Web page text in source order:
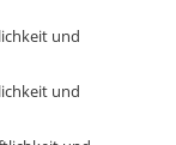
und
und